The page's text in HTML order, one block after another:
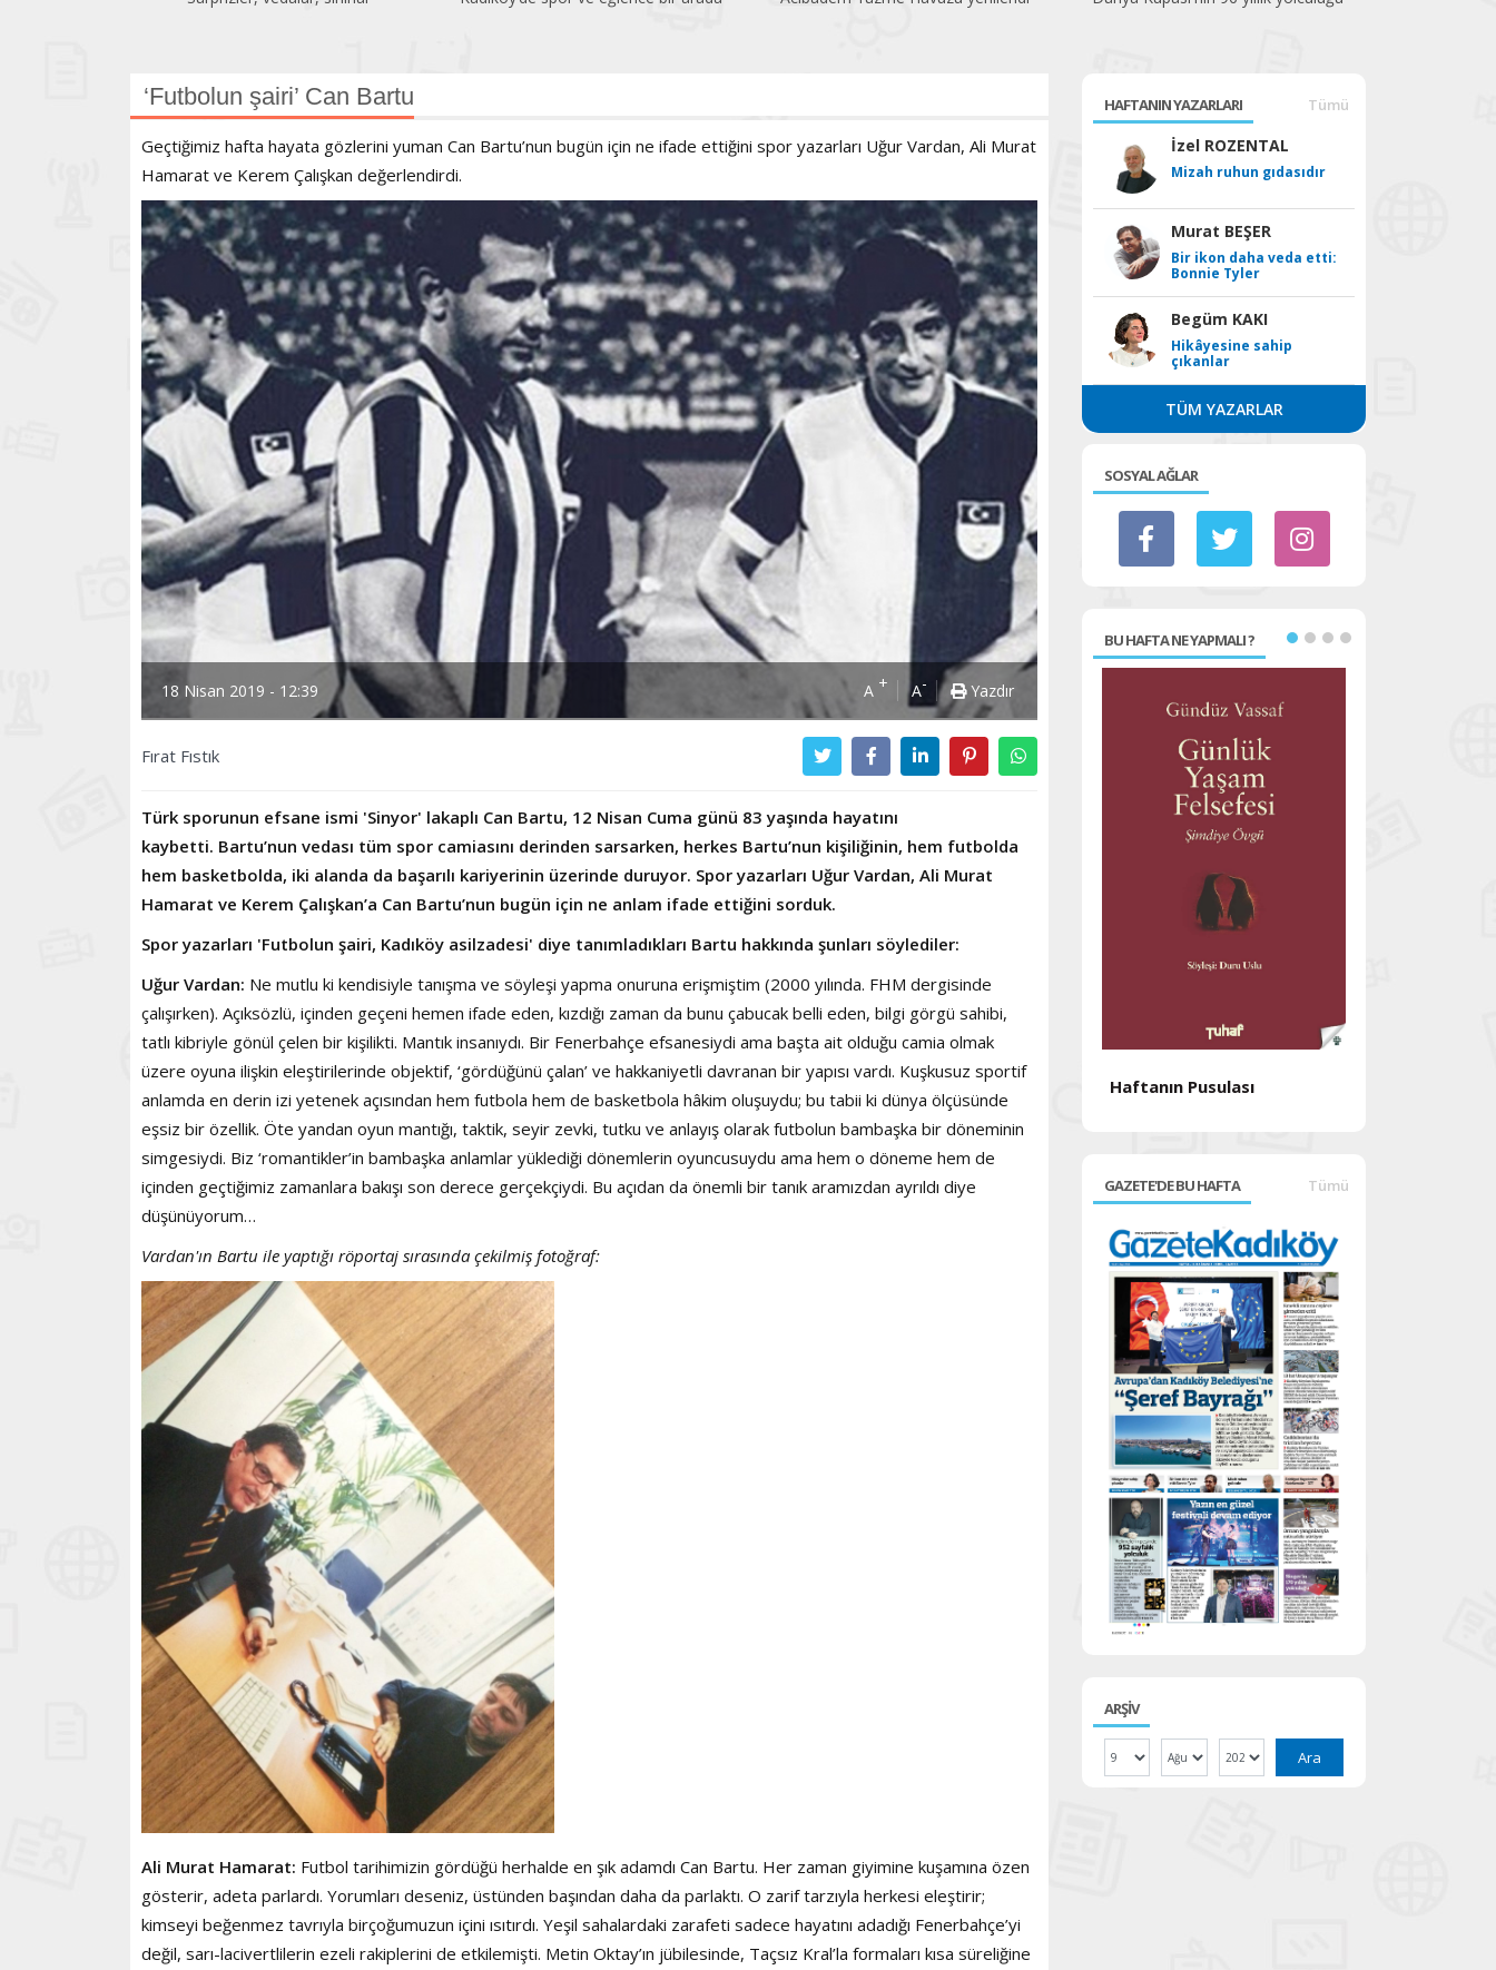
‘Futbolun şairi’ Can Bartu
Geçtiğimiz hafta hayata gözlerini yuman Can Bartu’nun bugün için ne ifade ettiğini spor yazarları Uğur Vardan, Ali Murat
Hamarat ve Kerem Çalışkan değerlendirdi.
18 Nisan 2019 - 12:39 A + A- Yazdır
Fırat Fıstık
Türk sporunun efsane ismi 'Sinyor' lakaplı Can Bartu, 12 Nisan Cuma günü 83 yaşında hayatını
kaybetti. Bartu’nun vedası tüm spor camiasını derinden sarsarken, herkes Bartu’nun kişiliğinin, hem futbolda
hem basketbolda, iki alanda da başarılı kariyerinin üzerinde duruyor. Spor yazarları Uğur Vardan, Ali Murat
Hamarat ve Kerem Çalışkan’a Can Bartu’nun bugün için ne anlam ifade ettiğini sorduk.
Spor yazarları 'Futbolun şairi, Kadıköy asilzadesi' diye tanımladıkları Bartu hakkında şunları söylediler:
Uğur Vardan: Ne mutlu ki kendisiyle tanışma ve söyleşi yapma onuruna erişmiştim (2000 yılında. FHM dergisinde
çalışırken). Açıksözlü, içinden geçeni hemen ifade eden, kızdığı zaman da bunu çabucak belli eden, bilgi görgü sahibi,
tatlı kibriyle gönül çelen bir kişilikti. Mantık insanıydı. Bir Fenerbahçe efsanesiydi ama başta ait olduğu camia olmak
üzere oyuna ilişkin eleştirilerinde objektif, ‘gördüğünü çalan’ ve hakkaniyetli davranan bir yapısı vardı. Kuşkusuz sportif
anlamda en derin izi yetenek açısından hem futbola hem de basketbola hâkim oluşuydu; bu tabii ki dünya ölçüsünde
eşsiz bir özellik. Öte yandan oyun mantığı, taktik, seyir zevki, tutku ve anlayış olarak futbolun bambaşka bir döneminin
simgesiydi. Biz ‘romantikler’in bambaşka anlamlar yüklediği dönemlerin oyuncusuydu ama hem o döneme hem de
içinden geçtiğimiz zamanlara bakışı son derece gerçekçiydi. Bu açıdan da önemli bir tanık aramızdan ayrıldı diye
düşünüyorum…
Vardan'ın Bartu ile yaptığı röportaj sırasında çekilmiş fotoğraf:
Ali Murat Hamarat: Futbol tarihimizin gördüğü herhalde en şık adamdı Can Bartu. Her zaman giyimine kuşamına özen
gösterir, adeta parlardı. Yorumları deseniz, üstünden başından daha da parlaktı. O zarif tarzıyla herkesi eleştirir;
kimseyi beğenmez tavrıyla birçoğumuzun içini ısıtırdı. Yeşil sahalardaki zarafeti sadece hayatını adadığı Fenerbahçe’yi
değil, sarı-lacivertlilerin ezeli rakiplerini de etkilemişti. Metin Oktay’ın jübilesinde, Taçsız Kral’la formaları kısa süreliğine
HAFTANIN YAZARLARI Tümü
İzel ROZENTAL
Mizah ruhun gıdasıdır
Murat BEŞER
Bir ikon daha veda etti:
Bonnie Tyler
Begüm KAKI
Hikâyesine sahip
çıkanlar
TÜM YAZARLAR
SOSYAL AĞLAR
BU HAFTA NE YAPMALI ?
Haftanın Sinevizyonu Haftanın Pusulası
Haftanın Pusulası
GAZETE'DE BU HAFTA Tümü
ARŞİV
Ara